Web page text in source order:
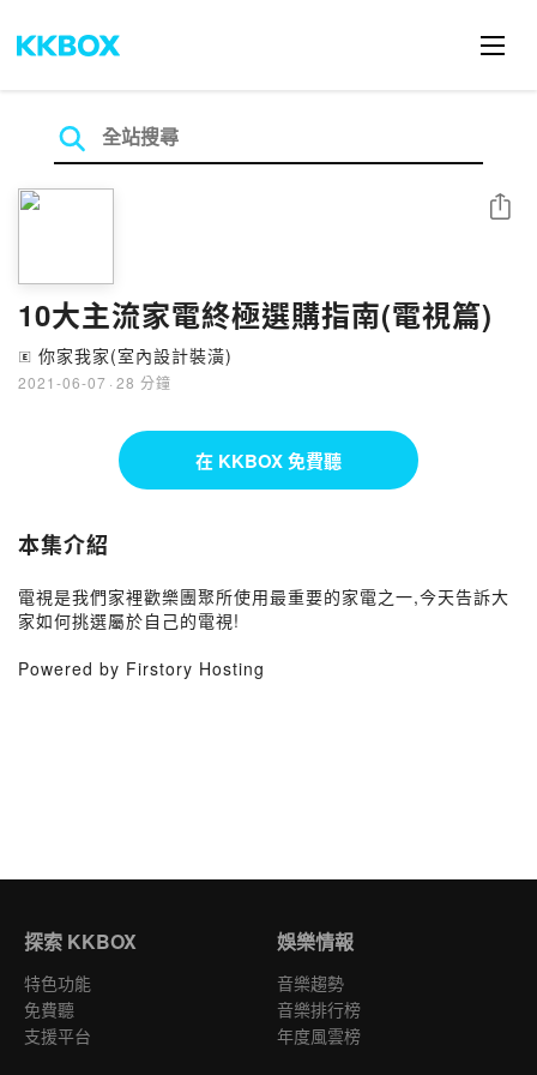
10大主流家電終極選購指南(電視篇)
🄴 你家我家(室內設計裝潢)
2021-06-07 · 28 分鐘
分享
在 KKBOX 免費聽
本集介紹
電視是我們家裡歡樂團聚所使用最重要的家電之一,今天告訴大
家如何挑選屬於自己的電視!
Powered by Firstory Hosting
探索 KKBOX
特色功能
免費聽
支援平台
娛樂情報
音樂趨勢
音樂排行榜
年度風雲榜